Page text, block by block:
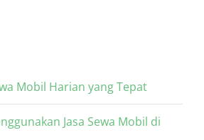
Mobil Harian yang Tepat
Jasa Sewa Mobil di